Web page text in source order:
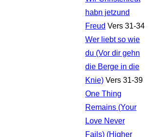
habn jetzund
Freud Vers 31-34
Wer liebt so wie
du (Vor dir gehn
die Berge in die
Knie) Vers 31-39
One Thing
Remains (Your
Love Never
Fails) (Higher